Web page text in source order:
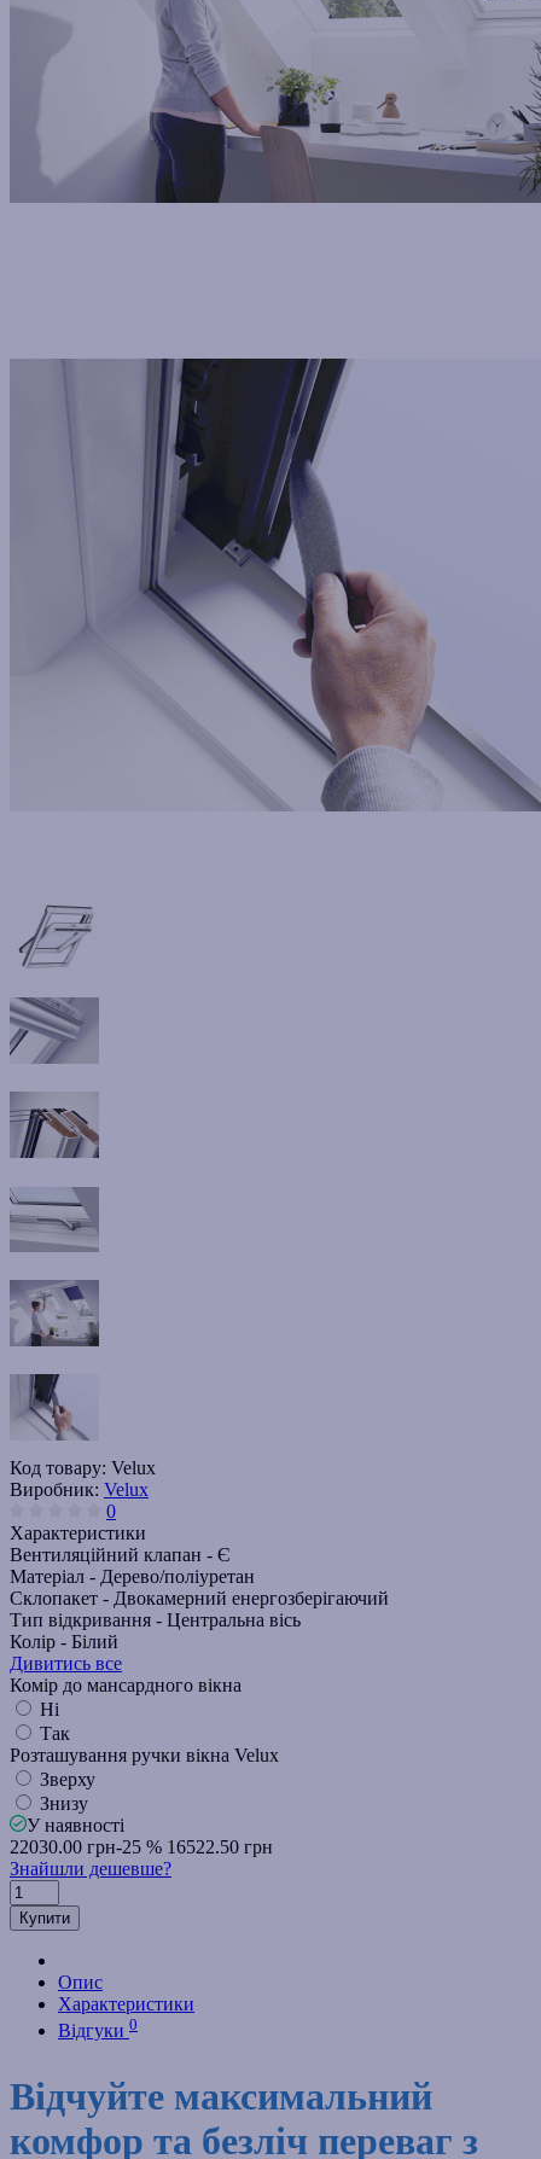
Код товару: Velux
Виробник: Velux
0
Характеристики
Вентиляційний клапан - Є
Матеріал - Дерево/поліуретан
Склопакет - Двокамерний енергозберігаючий
Тип відкривання - Центральна вісь
Колір - Білий
Дивитись все
Комір до мансардного вікна
Ні
Так
Розташування ручки вікна Velux
Зверху
Знизу
У наявності
22030.00 грн-25 % 16522.50 грн
Знайшли дешевше?
Купити
Опис
Характеристики
Відгуки 0
Відчуйте максимальний
комфор та безліч переваг з